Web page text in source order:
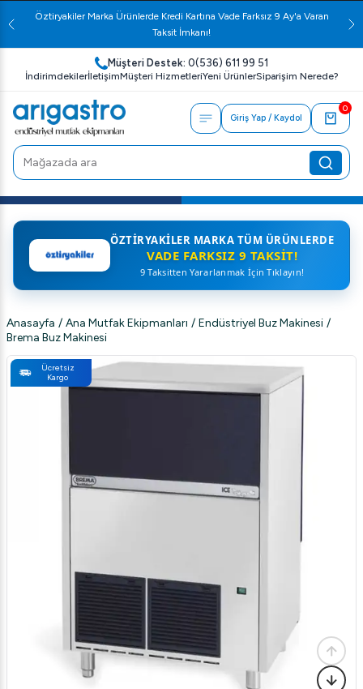
Öztiryakiler Marka Ürünlerde Kredi Kartına Vade Farksız 9 Ay'a Varan
Taksit İmkanı!
Müşteri Destek: 0(536) 611 99 51
İndirimdekilerİletişimMüşteri HizmetleriYeni ÜrünlerSiparişim Nerede?
Giriş Yap / Kaydol
0
ÖZTIRYAKILER MARKA TÜM ÜRÜNLERDE
VADE FARKSIZ 9 TAKSIT!
9 Taksitten Yararlanmak İçin Tıklayın!
Anasayfa / Ana Mutfak Ekipmanları / Endüstriyel Buz Makinesi /
Brema Buz Makinesi
Ücretsiz
Kargo